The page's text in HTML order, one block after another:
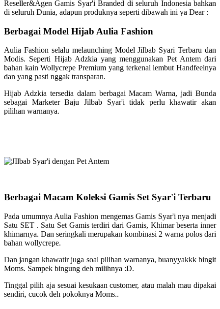
Reseller&Agen Gamis Syar'i Branded di seluruh Indonesia bahkan
di seluruh Dunia, adapun produknya seperti dibawah ini ya Dear :
Berbagai Model Hijab Aulia Fashion
Aulia Fashion selalu melaunching Model Jilbab Syari Terbaru dan
Modis. Seperti Hijab Adzkia yang menggunakan Pet Antem dari
bahan kain Wollycrepe Premium yang terkenal lembut Handfeelnya
dan yang pasti nggak transparan.
Hijab Adzkia tersedia dalam berbagai Macam Warna, jadi Bunda
sebagai Marketer Baju Jilbab Syar'i tidak perlu khawatir akan
pilihan warnanya.
Berbagai Macam Koleksi Gamis Set Syar'i Terbaru
Pada umumnya Aulia Fashion mengemas Gamis Syar'i nya menjadi
Satu SET . Satu Set Gamis terdiri dari Gamis, Khimar beserta inner
khimarnya. Dan seringkali merupakan kombinasi 2 warna polos dari
bahan wollycrepe.
Dan jangan khawatir juga soal pilihan warnanya, buanyyakkk bingit
Moms. Sampek bingung deh milihnya :D.
Tinggal pilih aja sesuai kesukaan customer, atau malah mau dipakai
sendiri, cucok deh pokoknya Moms..